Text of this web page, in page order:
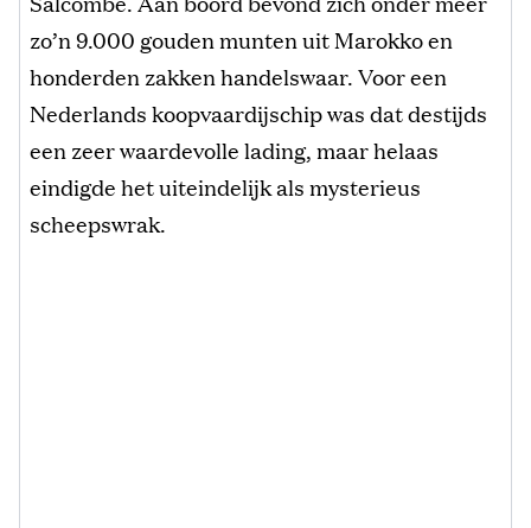
zo’n 9.000 gouden munten uit Marokko en
honderden zakken handelswaar. Voor een
Nederlands koopvaardijschip was dat destijds
een zeer waardevolle lading, maar helaas
eindigde het uiteindelijk als mysterieus
scheepswrak.